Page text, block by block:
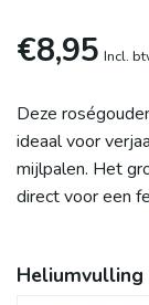
€8,95 Incl.
Deze
ideaal voor
mijlpalen. Het
direct voor een